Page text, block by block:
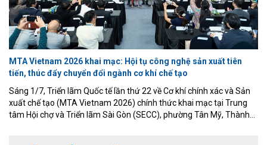
MTA Vietnam 2026 khai mạc: Hội tụ công nghệ sản xuất tiên
tiến, thúc đẩy chuyển đổi ngành cơ khí chế tạo
Sáng 1/7, Triển lãm Quốc tế lần thứ 22 về Cơ khí chính xác và Sản
xuất chế tạo (MTA Vietnam 2026) chính thức khai mạc tại Trung
tâm Hội chợ và Triển lãm Sài Gòn (SECC), phường Tân Mỹ, Thành